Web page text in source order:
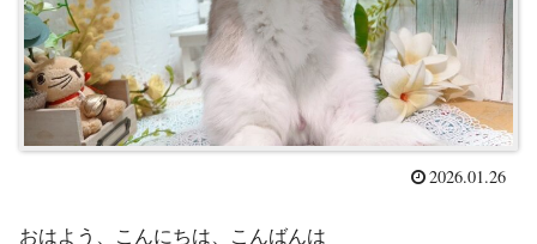
2026.01.26
おはよう、こんにちは、こんばんは